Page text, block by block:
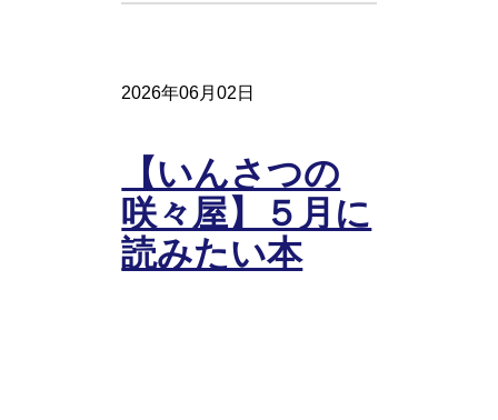
2026年06月02日
【いんさつの
咲々屋】５月に
読みたい本